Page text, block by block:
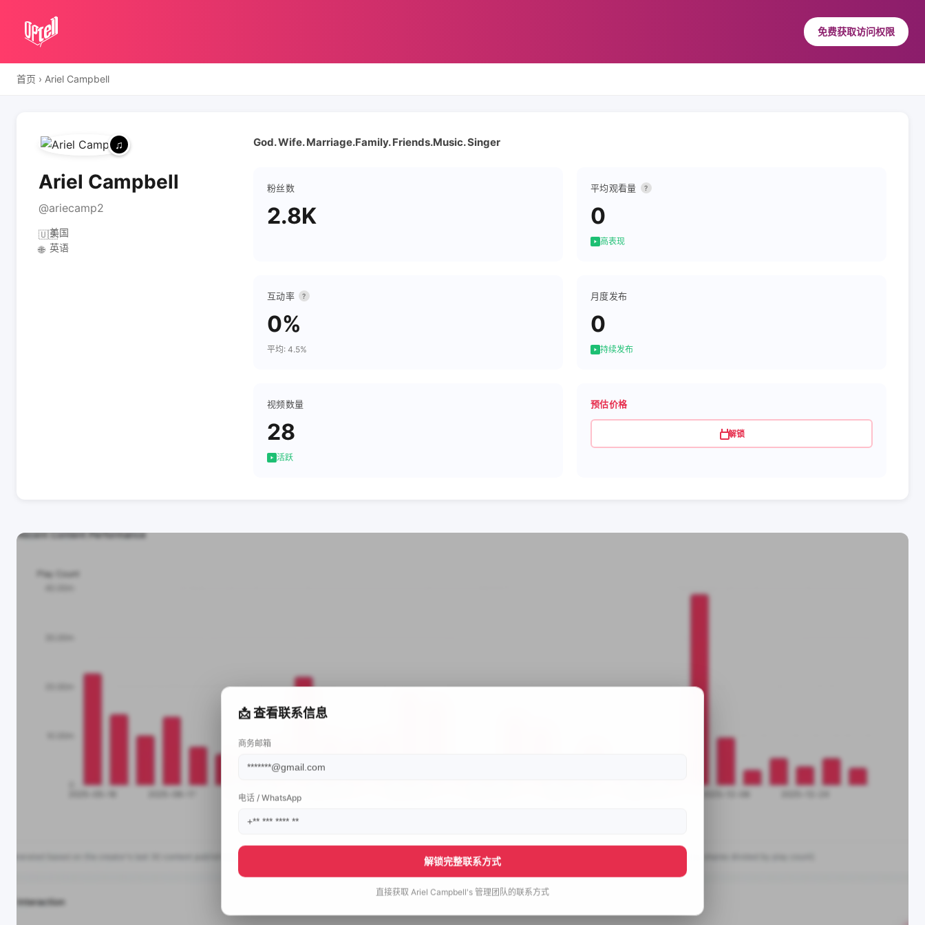
免费获取访问权限
首页 › Ariel Campbell
Ariel Campbell
@ariecamp2
🇺🇸美国
🌐 英语
God. Wife. Marriage.Family. Friends.Music. Singer
粉丝数
2.8K
平均观看量 ?
0
高表现
互动率 ?
0%
平均: 4.5%
月度发布
0
持续发布
视频数量
28
活跃
预估价格
解锁
📩 查看联系信息
商务邮箱
电话 / WhatsApp
解锁完整联系方式
直接获取 Ariel Campbell's 管理团队的联系方式